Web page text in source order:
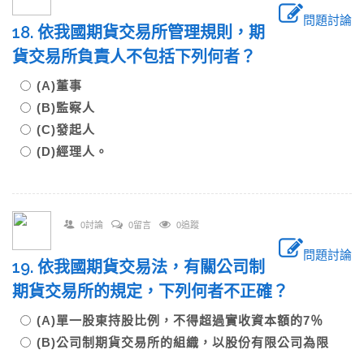
問題討論
18. 依我國期貨交易所管理規則，期
貨交易所負責人不包括下列何者？
(A)董事
(B)監察人
(C)發起人
(D)經理人。
0討論 0留言 0追蹤
問題討論
19. 依我國期貨交易法，有關公司制
期貨交易所的規定，下列何者不正確？
(A)單一股東持股比例，不得超過實收資本額的7％
(B)公司制期貨交易所的組織，以股份有限公司為限